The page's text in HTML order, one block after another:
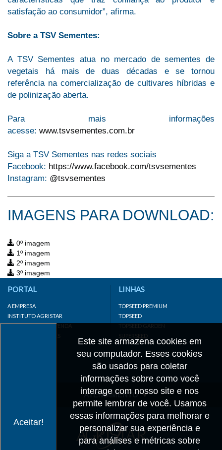
satisfação ao consumidor”, afirma.
Sobre a TSV Sementes:
A TSV Sementes atua no mercado de sementes de
vegetais há mais de duas décadas e se tornou
referência na comercialização de cultivares híbridas e
de polinização aberta.
Para mais informações
acesse: www.tsvsementes.com.br
Siga a TSV Sementes nas redes sociais
Facebook: https://www.facebook.com/tsvsementes
Instagram: @tsvsementes
IMAGENS PARA DOWNLOAD:
0º imagem
1º imagem
2º imagem
3º imagem
Aceitar!
Este site armazena cookies em
seu computador. Esses cookies
são usados para coletar
informações sobre como você
interage com nosso site e nos
permite lembrar de você. Usamos
essas informações para melhorar e
personalizar sua experiência e
para análises e métricas sobre
PORTAL
A EMPRESA
INSTITUTO AGRISTAR
DISTRIBUIDOR/REVENDA
LINKS IMPORTANTES
LINHAS
TOPSEED PREMIUM
TOPSEED
TOPSEED GARDEN
SUPERSEED
ATENDIMENTO
CADASTRO